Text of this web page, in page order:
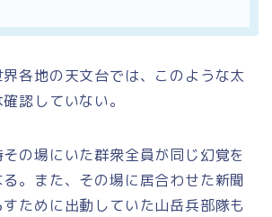
各地の天文台では、このような太
認していない。
の場にいた群衆全員が同じ幻覚を
。また、その場に居合わせた新聞
ために出動していた山岳兵部隊も